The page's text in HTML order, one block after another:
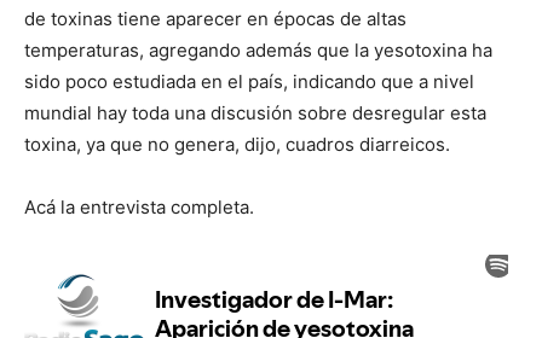
de toxinas tiene aparecer en épocas de altas
temperaturas, agregando además que la yesotoxina ha
sido poco estudiada en el país, indicando que a nivel
mundial hay toda una discusión sobre desregular esta
toxina, ya que no genera, dijo, cuadros diarreicos.
Acá la entrevista completa.